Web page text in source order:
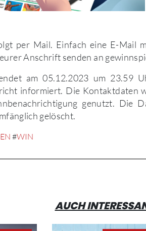
per Mail. Einfach eine E-Mail
Anschrift senden an
am 05.12.2023 um 23.59
informiert. Die Kontaktdaten
genutzt. Die
gelöscht.
#WIN
AUCH